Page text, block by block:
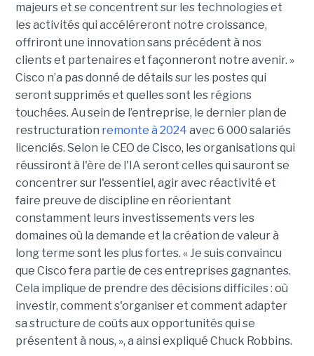
majeurs et se concentrent sur les technologies et
les activités qui accéléreront notre croissance,
offriront une innovation sans précédent à nos
clients et partenaires et façonneront notre avenir. »
Cisco n’a pas donné de détails sur les postes qui
seront supprimés et quelles sont les régions
touchées. Au sein de l’entreprise, le dernier plan de
restructuration remonte à 2024 avec 6 000 salariés
licenciés. Selon le CEO de Cisco, les organisations qui
réussiront à l'ère de l'IA seront celles qui sauront se
concentrer sur l'essentiel, agir avec réactivité et
faire preuve de discipline en réorientant
constamment leurs investissements vers les
domaines où la demande et la création de valeur à
long terme sont les plus fortes. « Je suis convaincu
que Cisco fera partie de ces entreprises gagnantes.
Cela implique de prendre des décisions difficiles : où
investir, comment s'organiser et comment adapter
sa structure de coûts aux opportunités qui se
présentent à nous, », a ainsi expliqué Chuck Robbins.